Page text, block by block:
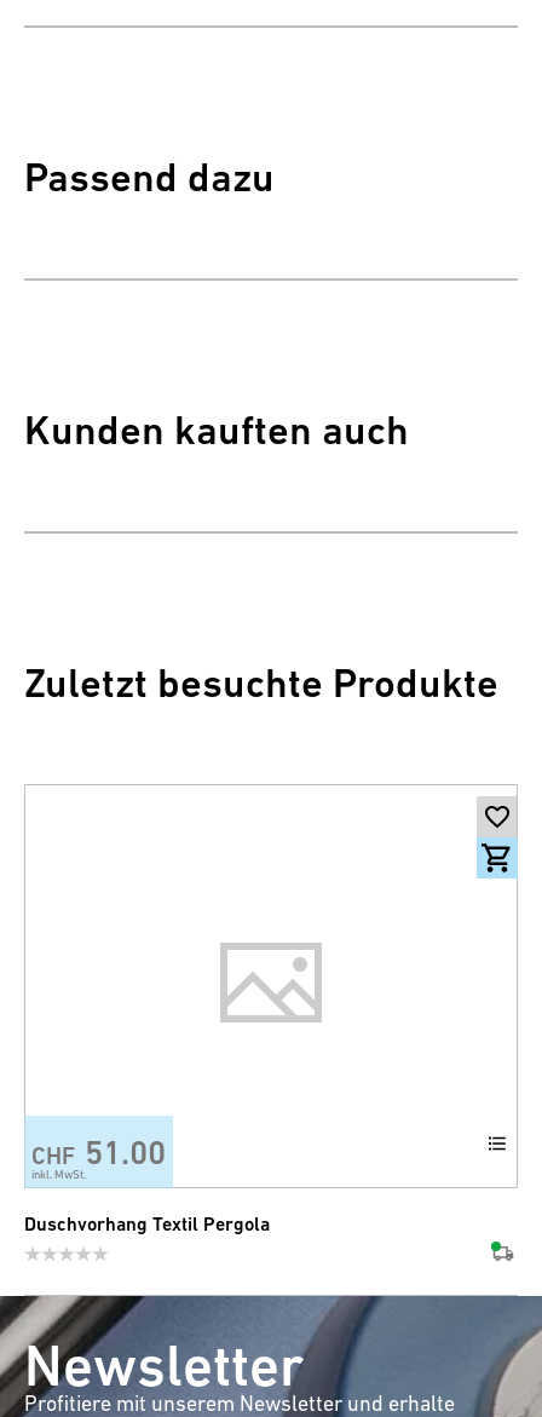
Passend dazu
Kunden kauften auch
Zuletzt besuchte Produkte
CHF 51.00
inkl. MwSt.
Duschvorhang Textil Pergola
Newsletter
Profitiere mit unserem Newsletter und erhalte